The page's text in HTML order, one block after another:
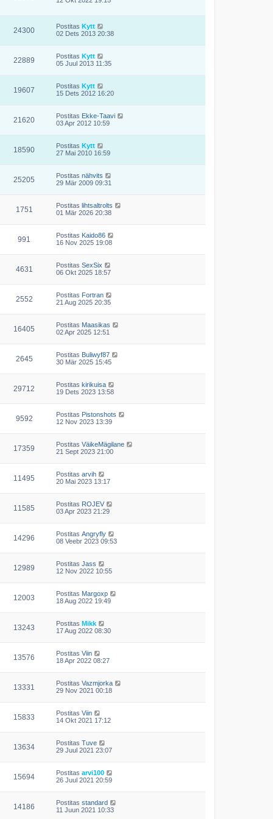
24300 Postitas Kytt
02 Dets 2013 20:38
22889 Postitas Kytt
05 Juul 2013 11:35
19607 Postitas Kytt
15 Dets 2012 16:20
21620 Postitas Ekke-Taavi
03 Apr 2012 10:59
18590 Postitas Kytt
27 Mai 2010 16:59
25205 Postitas nähvits
29 Mär 2009 09:31
1751 Postitas lihtsaltrolts
01 Mär 2026 20:38
991 Postitas Kaido86
16 Nov 2025 19:08
4631 Postitas SexSix
06 Okt 2025 18:57
2552 Postitas Fortran
21 Aug 2025 20:35
16405 Postitas Maasikas
02 Apr 2025 12:51
2645 Postitas Buliwyf87
30 Mär 2025 15:45
29712 Postitas kirikuisa
19 Dets 2023 13:58
9592 Postitas Pistonshots
12 Nov 2023 13:39
17359 Postitas VäikeMägilane
21 Sept 2023 21:00
11495 Postitas arvih
20 Mai 2023 13:17
11585 Postitas ROJEV
03 Apr 2023 21:29
14296 Postitas Angryfly
08 Veebr 2023 09:53
12989 Postitas Jass
12 Nov 2022 10:55
12003 Postitas Margoxp
18 Aug 2022 19:49
13243 Postitas Mikk
17 Aug 2022 08:30
13576 Postitas Viin
18 Apr 2022 08:27
13331 Postitas Vazmjorka
29 Nov 2021 00:18
15833 Postitas Viin
14 Okt 2021 17:12
13634 Postitas Tuve
29 Juul 2021 23:07
15694 Postitas arvi100
26 Juul 2021 20:59
14186 Postitas standard
11 Juun 2021 10:33